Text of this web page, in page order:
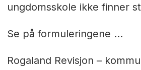
ungdomsskole ikke finner
Se på formuleringene …
Rogaland Revisjon –